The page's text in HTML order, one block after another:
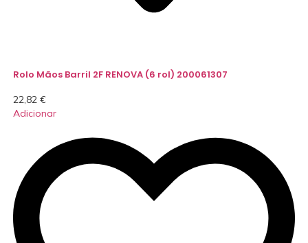
Rolo Mãos Barril 2F RENOVA (6 rol) 200061307
22,82 €
Adicionar